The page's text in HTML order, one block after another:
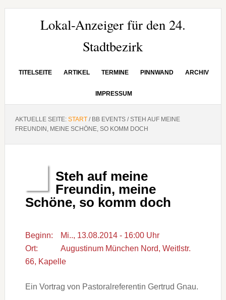
Hauptnavigation
SeitenspalteLokal-Anzeiger für den 24.
Stadtbezirk
TITELSEITE ARTIKEL TERMINE PINNWAND ARCHIV
IMPRESSUM
AKTUELLE SEITE: START /BB EVENTS /STEH AUF MEINE
FREUNDIN, MEINE SCHÖNE, SO KOMM DOCH
Steh auf meine
Freundin, meine
Schöne, so komm doch
Beginn:
Mi.., 13.08.2014 - 16:00 Uhr
Ort:
Augustinum München Nord, Weitlstr.
66, Kapelle
Ein Vortrag von Pastoralreferentin Gertrud Gnau.